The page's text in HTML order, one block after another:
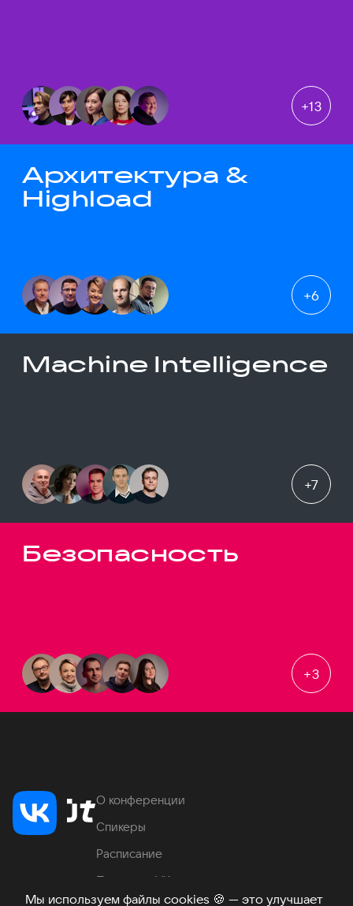
Мы используем файлы cookies 🍪 — это улучшает
+13
Архитектура &
Highload
+6
Machine Intelligence
+7
Безопасность
+3
О конференции
Спикеры
Расписание
Продукты VK